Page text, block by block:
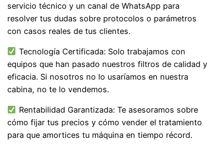
servicio técnico y un canal de WhatsApp para
resolver tus dudas sobre protocolos o parámetros
con casos reales de tus clientes.
Tecnología Certificada: Solo trabajamos con
equipos que han pasado nuestros filtros de calidad y
eficacia. Si nosotros no lo usaríamos en nuestra
cabina, no te lo vendemos.
Rentabilidad Garantizada: Te asesoramos sobre
cómo fijar tus precios y cómo vender el tratamiento
para que amortices tu máquina en tiempo récord.